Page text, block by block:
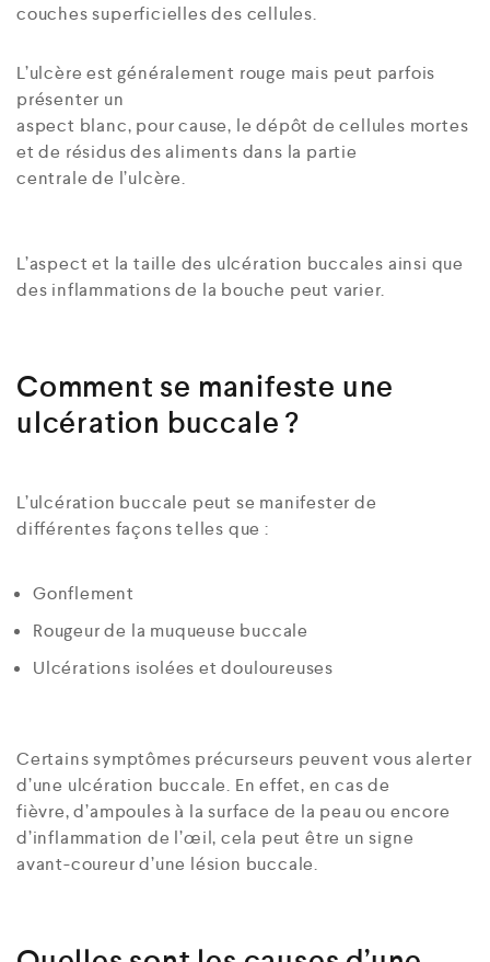
couches superficielles des cellules.
L’ulcère est généralement rouge mais peut parfois
présenter un
aspect blanc, pour cause, le dépôt de cellules mortes
et de résidus des aliments dans la partie
centrale de l’ulcère.
L’aspect et la taille des ulcération buccales ainsi que
des inflammations de la bouche peut varier.
Comment se manifeste une
ulcération buccale ?
L’ulcération buccale peut se manifester de
différentes façons telles que :
Gonflement
Rougeur de la muqueuse buccale
Ulcérations isolées et douloureuses
Certains symptômes précurseurs peuvent vous alerter
d’une ulcération buccale. En effet, en cas de
fièvre, d’ampoules à la surface de la peau ou encore
d’inflammation de l’œil, cela peut être un signe
avant-coureur d’une lésion buccale.